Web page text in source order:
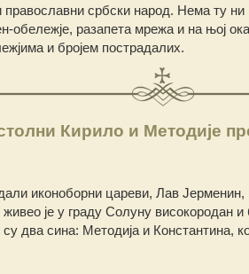
србски народ. Нема ту ни
обележје, разапета мрежа и на њој
и бројем пострадалих.
Кирило и Методије
иконоборни цареви, Лав
је у граду Солуну високородан
два сина: Методија и Константина,